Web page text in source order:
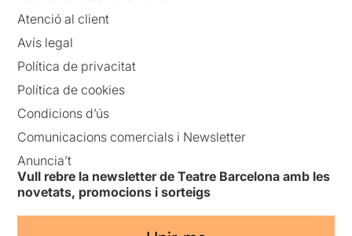
Atenció al client
Avís legal
Política de privacitat
Política de cookies
Condicions d’ús
Comunicacions comercials i Newsletter
Anuncia’t
Vull rebre la newsletter de Teatre Barcelona amb les
novetats, promocions i sorteigs